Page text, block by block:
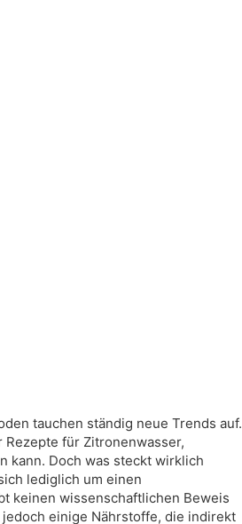
tauchen ständig neue Trends auf.
für Zitronenwasser,
kann. Doch was steckt wirklich
lediglich um einen
keinen wissenschaftlichen Beweis
einige Nährstoffe, die indirekt